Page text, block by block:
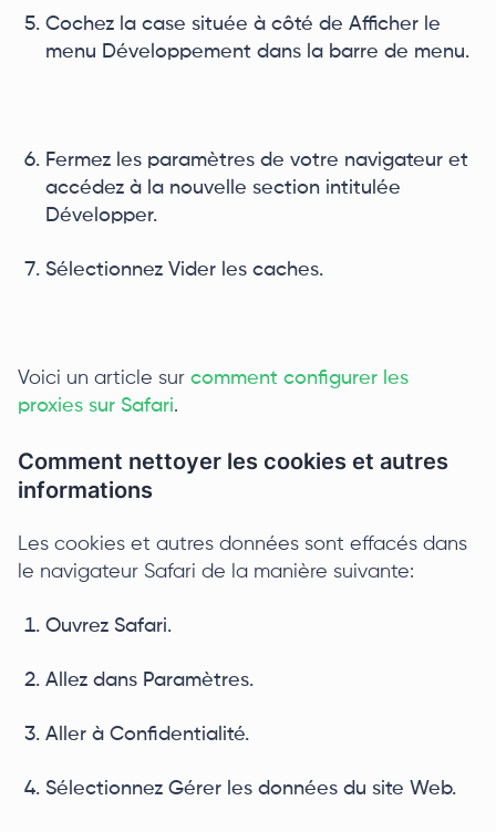
Cochez la case située à côté de Afficher le
menu Développement dans la barre de menu.
Fermez les paramètres de votre navigateur et
accédez à la nouvelle section intitulée
Développer.
Sélectionnez Vider les caches.
Voici un article sur comment configurer les
proxies sur Safari.
Comment nettoyer les cookies et autres
informations
Les cookies et autres données sont effacés dans
le navigateur Safari de la manière suivante:
Ouvrez Safari.
Allez dans Paramètres.
Aller à Confidentialité.
Sélectionnez Gérer les données du site Web.